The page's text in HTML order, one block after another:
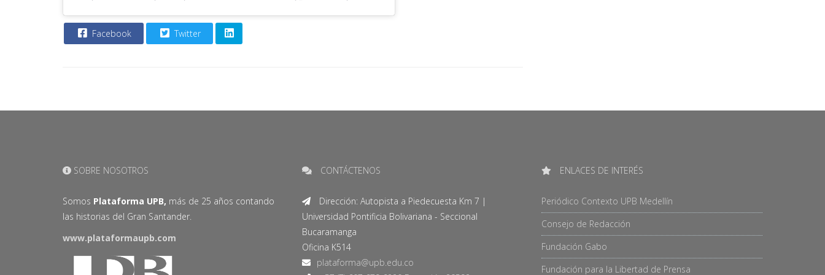
Facebook Twitter
SOBRE NOSOTROS
Somos Plataforma UPB, más de 25 años contando
las historias del Gran Santander.
www.plataformaupb.com
CONTÁCTENOS
Dirección: Autopista a Piedecuesta Km 7 |
Universidad Pontificia Bolivariana - Seccional
Bucaramanga
Oficina K514
ENLACES DE INTERÉS
Periódico Contexto UPB Medellín
Consejo de Redacción
Fundación Gabo
Fundación para la Libertad de Prensa